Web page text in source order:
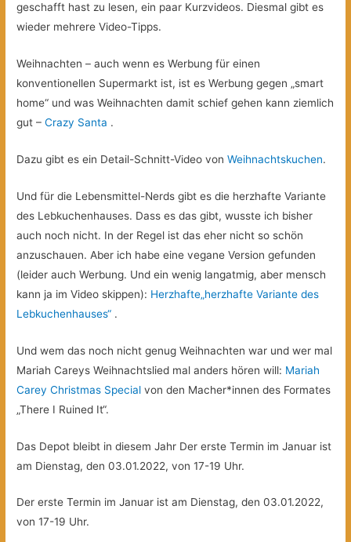
geschafft hast zu lesen, ein paar Kurzvideos. Diesmal gibt es
wieder mehrere Video-Tipps.
Weihnachten – auch wenn es Werbung für einen
konventionellen Supermarkt ist, ist es Werbung gegen „smart
home“ und was Weihnachten damit schief gehen kann ziemlich
gut –Crazy Santa .
Dazu gibt es ein Detail-Schnitt-Video vonWeihnachtskuchen.
Und für die Lebensmittel-Nerds gibt es die herzhafte Variante
des Lebkuchenhauses. Dass es das gibt, wusste ich bisher
auch noch nicht. In der Regel ist das eher nicht so schön
anzuschauen. Aber ich habe eine vegane Version gefunden
(leider auch Werbung. Und ein wenig langatmig, aber mensch
kann ja im Video skippen): Herzhafte„herzhafte Variante des
Lebkuchenhauses“ .
Und wem das noch nicht genug Weihnachten war und wer mal
Mariah Careys Weihnachtslied mal anders hören will: Mariah
Carey Christmas Special von den Macher*innen des Formates
„There I Ruined It“.
Das Depot bleibt in diesem Jahr Der erste Termin im Januar ist
am Dienstag, den 03.01.2022, von 17-19 Uhr.
Der erste Termin im Januar ist am Dienstag, den 03.01.2022,
von 17-19 Uhr.